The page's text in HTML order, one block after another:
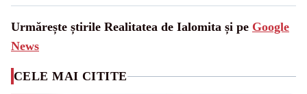
Urmărește știrile Realitatea de Ialomita și pe Google
News
CELE MAI CITITE